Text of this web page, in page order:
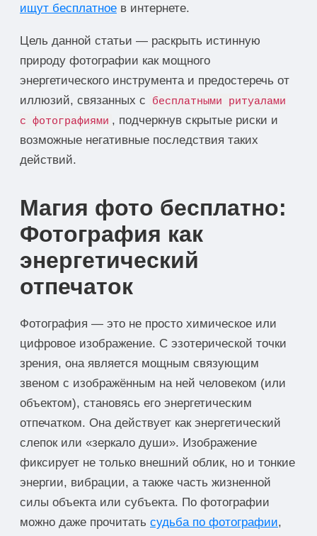
ищут бесплатное в интернете.
Цель данной статьи — раскрыть истинную
природу фотографии как мощного
энергетического инструмента и предостеречь от
иллюзий, связанных с
бесплатными ритуалами
с фотографиями , подчеркнув скрытые риски и
возможные негативные последствия таких
действий.
Магия фото бесплатно:
Фотография как
энергетический
отпечаток
Фотография — это не просто химическое или
цифровое изображение. С эзотерической точки
зрения, она является мощным связующим
звеном с изображённым на ней человеком (или
объектом), становясь его энергетическим
отпечатком. Она действует как энергетический
слепок или «зеркало души». Изображение
фиксирует не только внешний облик, но и тонкие
энергии, вибрации, а также часть жизненной
силы объекта или субъекта. По фотографии
можно даже прочитать судьба по фотографии,